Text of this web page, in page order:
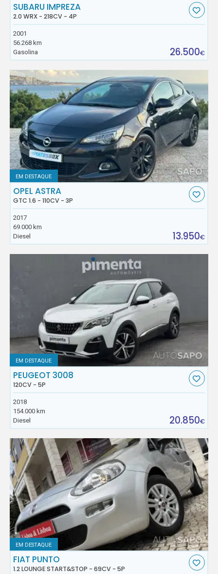
SUBARU IMPREZA
2.0 WRX - 218CV - 4P
2001
56.268 km
Gasolina
26.500€
EM DESTAQUE
OPEL ASTRA
GTC 1.6 - 110CV - 3P
2017
69.000 km
Diesel
13.950€
EM DESTAQUE
PEUGEOT 3008
120CV - 5P
2018
154.000 km
Diesel
20.850€
EM DESTAQUE
FIAT PUNTO
1.2 LOUNGE START&STOP - 69CV - 5P